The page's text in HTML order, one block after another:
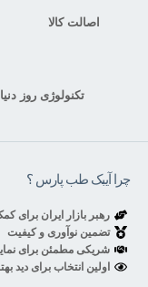
اصالت کالا
تکنولوژی روز دنیا
چرا آیبک طب پارس ؟
رهبر بازار ایران برای
تضمین نوآوری و کیفیت
شریکی مطمئن برای
اولین انتخاب برای دید